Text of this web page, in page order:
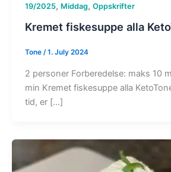
19/2025, Middag, Oppskrifter
Kremet fiskesuppe alla
Tone /1. July 2024
2 personer Forberedelse: maks 10
min Kremet fiskesuppe alla
tid, er […]